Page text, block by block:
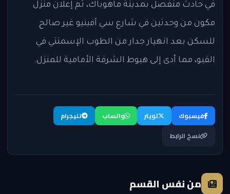
في حادث منفصل بمدينة ماهوباك، تم إعلان منزل
مكون من وحدتين في شارع سي آفينيو غير صالح
للسكن بعد انهيار جدار من الطوب الإسمنتي في
القبو، مما أدى إلى هبوط الشرفة الأمامية للمنزل.
فيسبوك تويتر واتساب
تليجرام
نسخ الرابط
من نفس القسم